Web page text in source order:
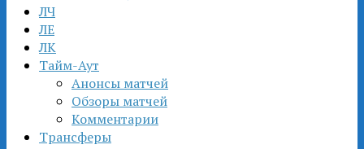
ЛЧ
ЛЕ
ЛК
Тайм-Аут
Анонсы матчей
Обзоры матчей
Комментарии
Трансферы